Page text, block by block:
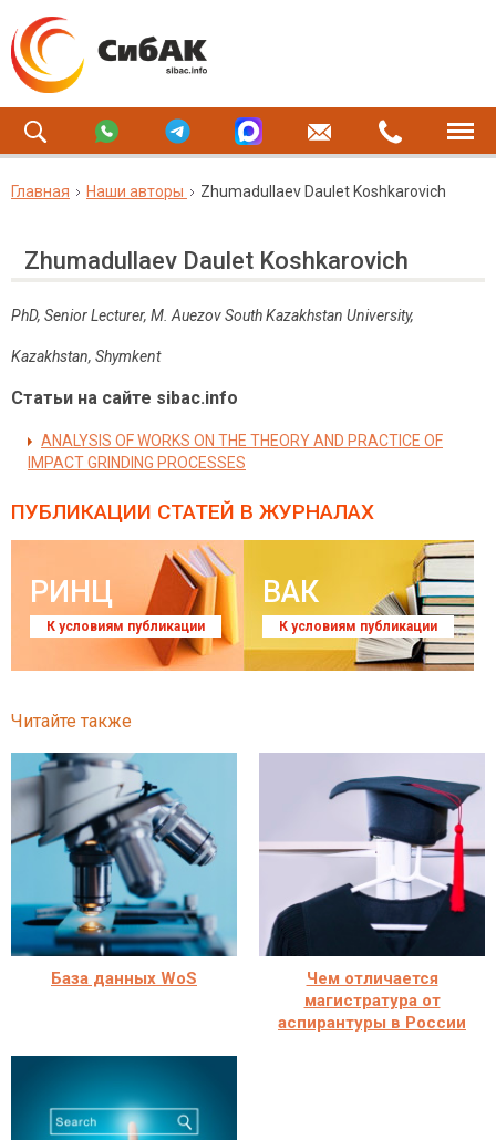
Главная Наши авторы Zhumadullaev Daulet Koshkarovich
Zhumadullaev Daulet Koshkarovich
PhD, Senior Lecturer, M. Auezov South Kazakhstan University,
Kazakhstan, Shymkent
Статьи на сайте sibac.info
ANALYSIS OF WORKS ON THE THEORY AND PRACTICE OF
IMPACT GRINDING PROCESSES
ПУБЛИКАЦИИ СТАТЕЙ В ЖУРНАЛАХ
РИНЦ
К условиям публикации
ВАК
К условиям публикации
Читайте также
База данных WoS
Чем отличается
магистратура от
аспирантуры в России